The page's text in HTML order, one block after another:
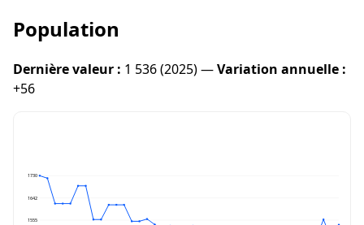
Population
Dernière valeur : 1 536 (2025) —Variation annuelle :
+56
1730
1642
1555